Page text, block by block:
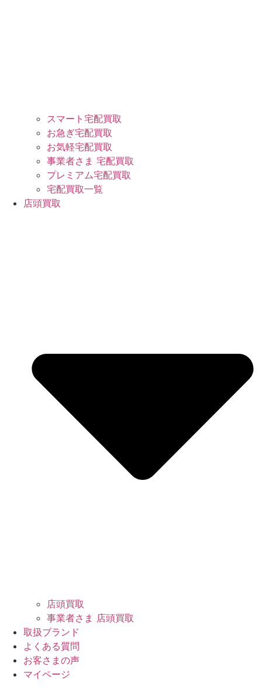
スマート宅配買取
お急ぎ宅配買取
お気軽宅配買取
事業者さま 宅配買取
プレミアム宅配買取
宅配買取一覧
店頭買取
店頭買取
事業者さま 店頭買取
取扱ブランド
よくある質問
お客さまの声
マイページ